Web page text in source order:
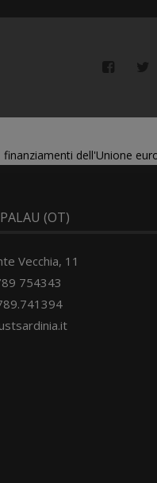
dell'Unione
(OT)
Vecchia, 11
754343